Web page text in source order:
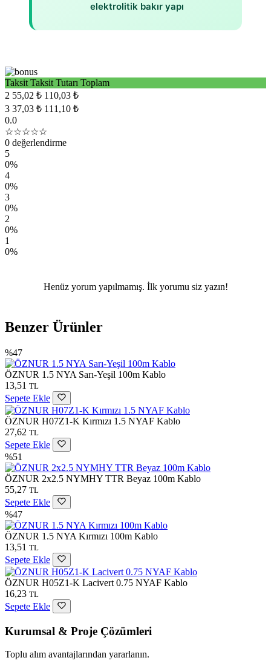
elektrolitik bakır yapı
Taksit Taksit Tutarı Toplam
2 55,02 ₺ 110,03 ₺
3 37,03 ₺ 111,10 ₺
0.0
☆☆☆☆☆
0 değerlendirme
5
0%
4
0%
3
0%
2
0%
1
0%
Henüz yorum yapılmamış. İlk yorumu siz yazın!
Benzer Ürünler
%47
ÖZNUR 1.5 NYA Sarı-Yeşil 100m Kablo
13,51 TL
Sepete Ekle
ÖZNUR H07Z1-K Kırmızı 1.5 NYAF Kablo
27,62 TL
Sepete Ekle
%51
ÖZNUR 2x2.5 NYMHY TTR Beyaz 100m Kablo
55,27 TL
Sepete Ekle
%47
ÖZNUR 1.5 NYA Kırmızı 100m Kablo
13,51 TL
Sepete Ekle
ÖZNUR H05Z1-K Lacivert 0.75 NYAF Kablo
16,23 TL
Sepete Ekle
Kurumsal & Proje Çözümleri
Toplu alım avantajlarından yararlanın.